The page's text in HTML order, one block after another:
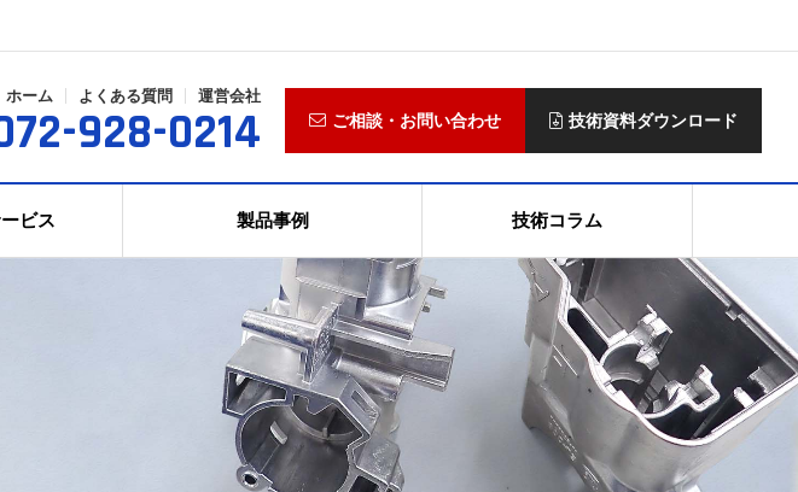
ホーム よくある質問 運営会社
928-0214 ご相談・お問い合わせ 技術資料ダウンロード
ビス 製品事例 技術コラム